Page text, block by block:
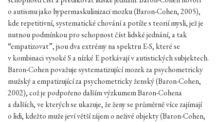
o autismu jako hypermaskulinizaci mozku (Baron-Cohen, 2005),
kde repetitivní, systematické chování a potíže s teorií mysli, jež je
nutnou podmínkou pro schopnost číst lidské jednání, a tak
“empatizovat”, jsou dva extrémy na spektru E-S, které se
v kombinaci vysoké S a nízké E potkávají v autistických subjektech.
Baron-Cohen považuje systematizující mozek za psychometricky
mužský a empatizující za psychometricky ženský (Baron-Cohen,
2002), což je podpořeno dalším výzkumem Baron-Cohena
a dalších, ve kterých se ukazuje, že ženy se průměrně více zajímají
o lidi, kdežto muže jeví větší zájem o neživé objekty (Baron-Cohen,